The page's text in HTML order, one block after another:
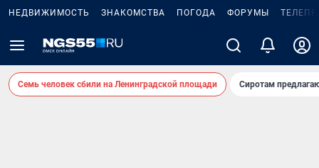
НЕДВИЖИМОСТЬ ЗНАКОМСТВА ПОГОДА ФОРУМЫ
Семь человек сбили на Ленинградской площади Сиротам